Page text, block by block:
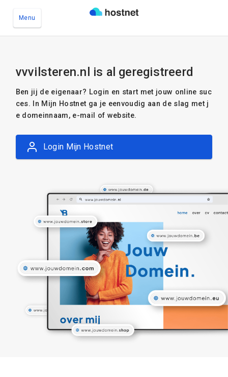
Menu
vvvilsteren.nl is al geregistreerd
Ben jij de eigenaar? Login en start met jouw online suc
ces. In Mijn Hostnet ga je eenvoudig aan de slag met j
e domeinnaam, e-mail of website.
Login Mijn Hostnet